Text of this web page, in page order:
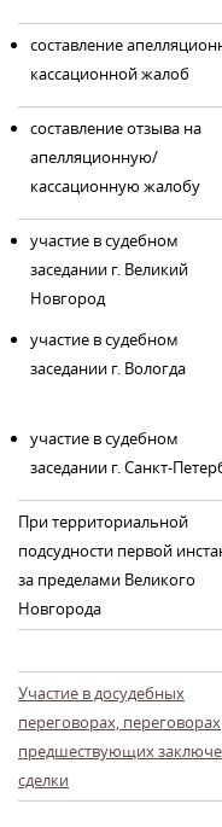
составление
кассационной жалоб
составление отзыва на
апелляционную/
кассационную жалобу
участие в судебном
заседании г. Великий
Новгород
участие в судебном
заседании г. Вологда
участие в судебном
заседании г. Санкт-
При территориальной
подсудности первой
за пределами Великого
Новгорода
Участие в досудебных
переговорах, переговорах
предшествующих
сделки